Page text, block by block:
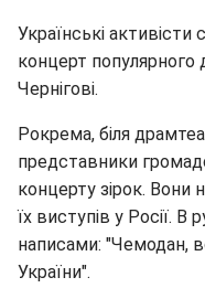
Українські активісти
концерт популярного
Чернігові.
Pокрема, біля
представники
концерту зірок. Вони
їх виступів у Росії.
написами: "Чемодан,
України".